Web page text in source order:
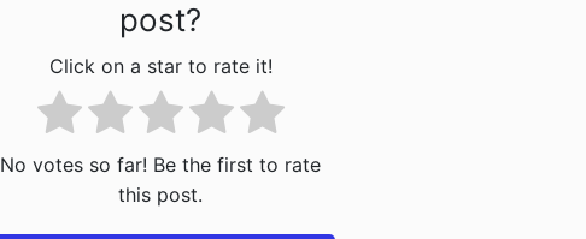
post?
Click on a star to rate it!
No votes so far! Be the first to rate
this post.